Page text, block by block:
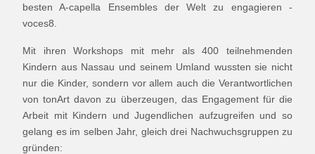
besten A-capella Ensembles der Welt zu engagieren -
voces8.
Mit ihren Workshops mit mehr als 400 teilnehmenden
Kindern aus Nassau und seinem Umland wussten sie nicht
nur die Kinder, sondern vor allem auch die Verantwortlichen
von tonArt davon zu überzeugen, das Engagement für die
Arbeit mit Kindern und Jugendlichen aufzugreifen und so
gelang es im selben Jahr, gleich drei Nachwuchsgruppen zu
gründen: